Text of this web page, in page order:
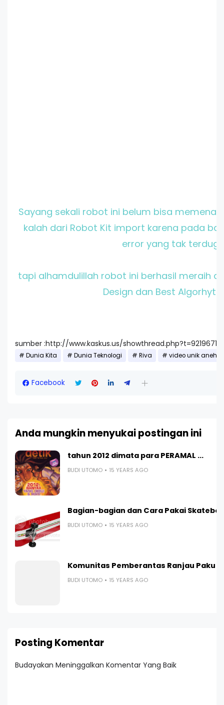
Sayang sekali robot ini belum bisa
kalah dari Robot Kit import karena pada
error yang tak
tapi alhamdulillah robot ini berhasil meraih
Design dan Best
sumber :http://www.kaskus.us/showthread.php?t=9219671
Dunia Kita Dunia Teknologi Riva video unik aneh
Facebook
Anda mungkin menyukai postingan ini
tahun 2012 dimata para PERAMAL ...
BUDI UTOMO 15 YEARS AGO
Bagian-bagian dan Cara Pakai
BUDI UTOMO 15 YEARS AGO
Komunitas Pemberantas Ranjau Paku
BUDI UTOMO 15 YEARS AGO
Posting Komentar
Budayakan Meninggalkan Komentar Yang Baik